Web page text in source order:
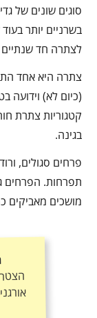
סוגים שונים של
בשרניים יותר
לצתרה חד שנתיים
צתרה היא אחד
(כיום לא) וידועה
קטגוריות צתרת
בגינה.
פרחים סגולים,
תפרחות. הפרחים
מושכים מאביקים